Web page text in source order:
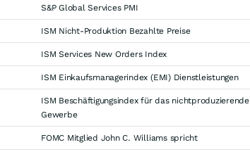
S&P Global Services PMI
ISM Nicht-Produktion Bezahlte Preise
ISM Services New Orders Index
ISM Einkaufsmanagerindex (EMI) Dienstleistungen
ISM Beschäftigungsindex für das nichtproduzierende
Gewerbe
FOMC Mitglied John C. Williams spricht